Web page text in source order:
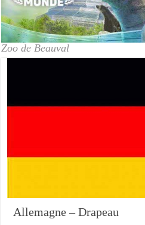
Zoo de Beauval
Allemagne – Drapeau